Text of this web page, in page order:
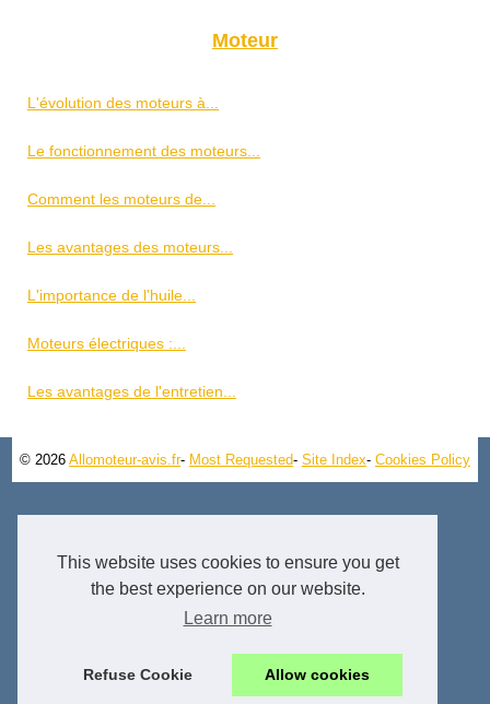
This website uses cookies to ensure you get
the best experience on our website.
Learn more
Refuse Cookie Allow cookies
Moteur
L'évolution des moteurs à...
Le fonctionnement des moteurs...
Comment les moteurs de...
Les avantages des moteurs...
L'importance de l'huile...
Moteurs électriques :...
Les avantages de l'entretien...
© 2026 Allomoteur-avis.fr- Most Requested- Site Index- Cookies Policy